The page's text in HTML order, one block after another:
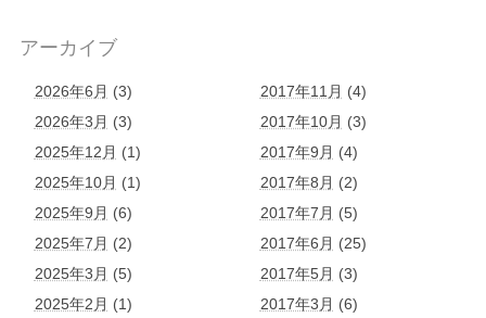
アーカイブ
2026年6月 (3)
2026年3月 (3)
2025年12月 (1)
2025年10月 (1)
2025年9月 (6)
2025年7月 (2)
2025年3月 (5)
2025年2月 (1)
2017年11月 (4)
2017年10月 (3)
2017年9月 (4)
2017年8月 (2)
2017年7月 (5)
2017年6月 (25)
2017年5月 (3)
2017年3月 (6)